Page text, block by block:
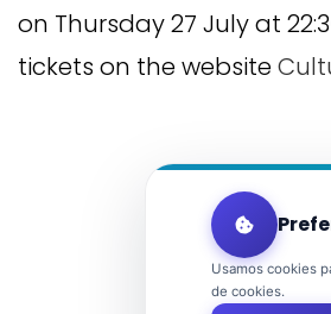
on Thursday 27 July at
tickets on the website
Usamos cookies
de cookies.